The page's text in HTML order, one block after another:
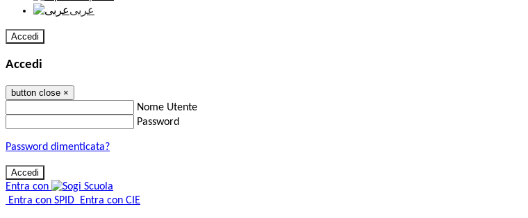
عربى
Accedi
Accedi
button close ×
Nome Utente
Password
Password dimenticata?
Entra con
Entra con SPID Entra con CIE